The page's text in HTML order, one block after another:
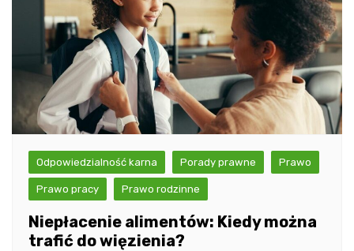
Odpowiedzialność karna Porady prawne Prawo
Prawo pracy Prawo rodzinne
Niepłacenie alimentów: Kiedy można
trafić do więzienia?